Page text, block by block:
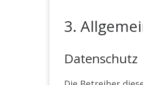
3.
Datenschutz